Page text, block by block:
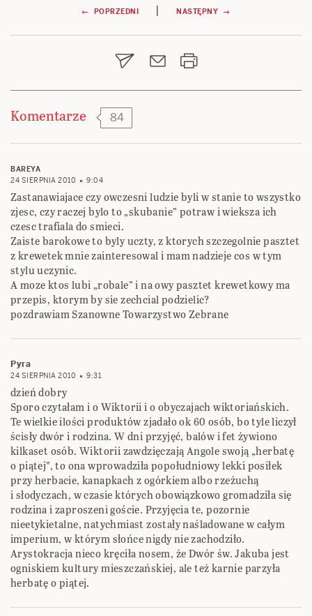
Nawigacja
wpisu
← POPRZEDNI | NASTĘPNY →
Komentarze 84
BAREYA
24 SIERPNIA 2010
9:04
Zastanawiajace czy owczesni ludzie byli w stanie to wszystko
zjesc, czy raczej bylo to „skubanie” potraw i wieksza ich
czesc trafiala do smieci.
Zaiste barokowe to byly uczty, z ktorych szczegolnie pasztet
z krewetek mnie zainteresowal i mam nadzieje cos w tym
stylu uczynic.
A moze ktos lubi „robale” i na owy pasztet krewetkowy ma
przepis, ktorym by sie zechcial podzielic?
pozdrawiam Szanowne Towarzystwo Zebrane
Pyra
24 SIERPNIA 2010 9:31
dzień dobry
Sporo czytałam i o Wiktorii i o obyczajach wiktoriańskich.
Te wielkie ilości produktów zjadało ok 60 osób, bo tyle liczył
ścisły dwór i rodzina. W dni przyjęć, balów i fet żywiono
kilkaset osób. Wiktorii zawdzięczają Angole swoją „herbatę
o piątej”, to ona wprowadziła popołudniowy lekki posiłek
przy herbacie, kanapkach z ogórkiem albo rzeżuchą
i słodyczach, w czasie których obowiązkowo gromadziła się
rodzina i zaproszeni goście. Przyjęcia te, pozornie
nieetykietalne, natychmiast zostały naśladowane w całym
imperium, w którym słońce nigdy nie zachodziło.
Arystokracja nieco kręciła nosem, że Dwór św. Jakuba jest
ogniskiem kultury mieszczańskiej, ale też karnie parzyła
herbatę o piątej.